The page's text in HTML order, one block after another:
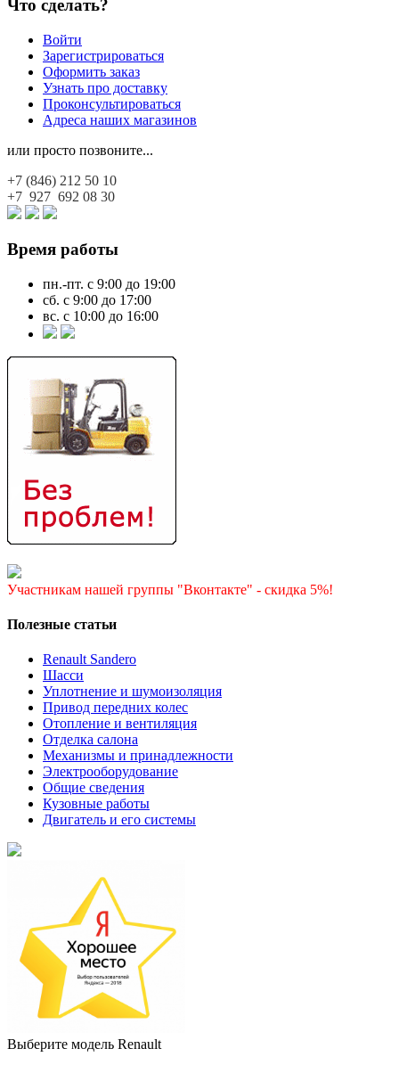
Что сделать?
Войти
Зарегистрироваться
Оформить заказ
Узнать про доставку
Проконсультироваться
Адреса наших магазинов
или просто позвоните...
+7 (846) 212 50 10
+7 927 692 08 30
Время работы
пн.-пт. с 9:00 до 19:00
сб. с 9:00 до 17:00
вс. с 10:00 до 16:00
Участникам нашей группы "Вконтакте" - скидка 5%!
Полезные статьи
Renault Sandero
Шасси
Уплотнение и шумоизоляция
Привод передних колес
Отопление и вентиляция
Отделка салона
Механизмы и принадлежности
Электрооборудование
Общие сведения
Кузовные работы
Двигатель и его системы
Выберите модель Renault